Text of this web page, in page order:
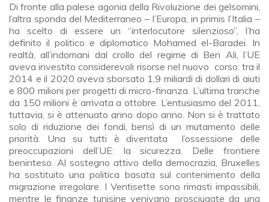
Di fronte alla palese agonia della Rivoluzione dei gelsomini,
l’altra sponda del Mediterraneo – l’Europa, in primis l’Italia –
ha scelto di essere un “interlocutore silenzioso”, l’ha
definito il politico e diplomatico Mohamed el-Baradei. In
realtà, all’indomani dal crollo del regime di Ben Ali, l’UE
aveva investito considerevoli risorse nel nuovo corso: tra il
2014 e il 2020 aveva sborsato 1,9 miliardi di dollari di aiuti
e 800 milioni per progetti di micro-finanza. L’ultima tranche
da 150 milioni è arrivata a ottobre. L’entusiasmo del 2011,
tuttavia, si è attenuato anno dopo anno. Non si è trattato
solo di riduzione dei fondi, bensì di un mutamento delle
priorità. Una su tutti è diventata l’ossessione delle
preoccupazioni dell’UE: la sicurezza. Delle frontiere
beninteso. Al sostegno attivo della democrazia, Bruxelles
ha sostituito una politica basata sul contenimento della
migrazione irregolare. I Ventisette sono rimasti impassibili,
mentre le finanze tunisine venivano prosciugate da una